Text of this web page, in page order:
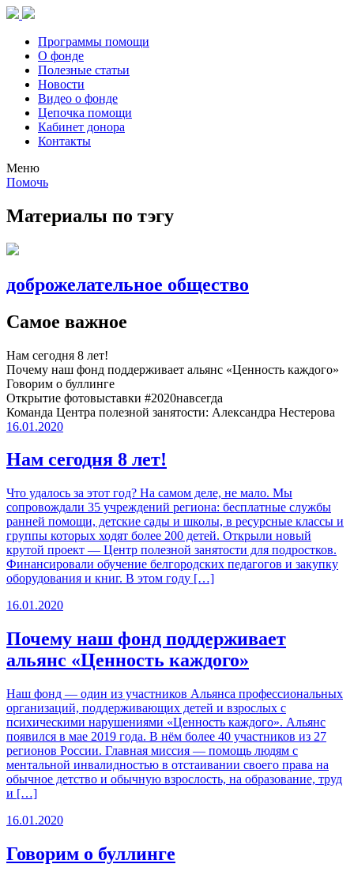
Программы помощи
О фонде
Полезные статьи
Новости
Видео о фонде
Цепочка помощи
Кабинет донора
Контакты
Меню
Помочь
Материалы по тэгу
доброжелательное общество
Самое важное
Нам сегодня 8 лет!
Почему наш фонд поддерживает альянс «Ценность каждого»
Говорим о буллинге
Открытие фотовыставки #2020навсегда
Команда Центра полезной занятости: Александра Нестерова
16.01.2020
Нам сегодня 8 лет!
Что удалось за этот год? На самом деле, не мало. Мы
сопровождали 35 учреждений региона: бесплатные службы
ранней помощи, детские сады и школы, в ресурсные классы и
группы которых ходят более 200 детей. Открыли новый
крутой проект — Центр полезной занятости для подростков.
Финансировали обучение белгородских педагогов и закупку
оборудования и книг. В этом году […]
16.01.2020
Почему наш фонд поддерживает
альянс «Ценность каждого»
Наш фонд — один из участников Альянса профессиональных
организаций, поддерживающих детей и взрослых с
психическими нарушениями «Ценность каждого». Альянс
появился в мае 2019 года. В нём более 40 участников из 27
регионов России. Главная миссия — помощь людям с
ментальной инвалидностью в отстаивании своего права на
обычное детство и обычную взрослость, на образование, труд
и […]
16.01.2020
Говорим о буллинге